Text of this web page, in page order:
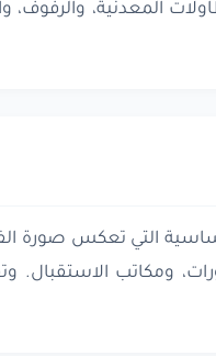
المعدنية،
التي تعكس صورة
ومكاتب